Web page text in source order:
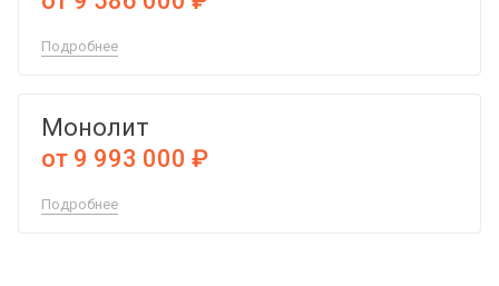
Подробнее
Монолит
от 9 993 000 ₽
Подробнее